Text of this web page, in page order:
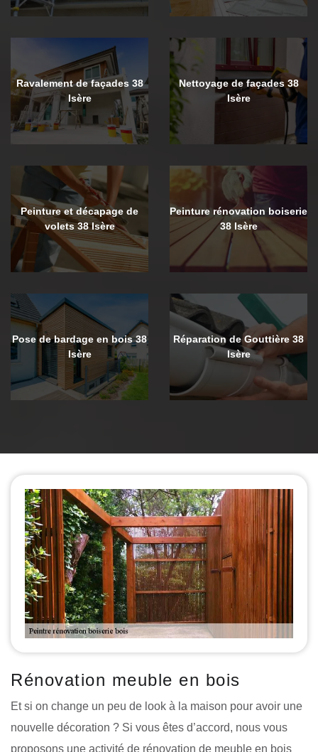
Ravalement de façades 38
Isère
Nettoyage de façades 38
Isère
Peinture et décapage de
volets 38 Isère
Peinture rénovation boiserie
38 Isère
Pose de bardage en bois 38
Isère
Réparation de Gouttière 38
Isère
Rénovation meuble en bois
Et si on change un peu de look à la maison pour avoir une
nouvelle décoration ? Si vous êtes d’accord, nous vous
proposons une activité de rénovation de meuble en bois